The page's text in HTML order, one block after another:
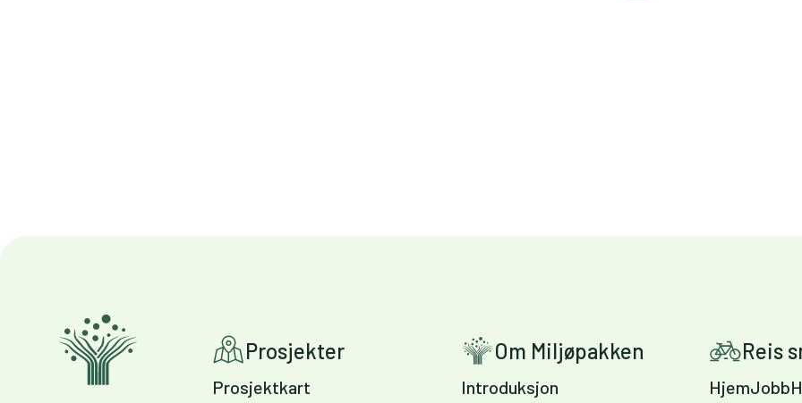
Prosjekter
Prosjektkart
Om Miljøpakken
Introduksjon
Reis